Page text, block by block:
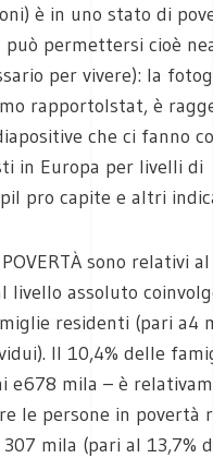
è in uno stato di
può permettersi cioè
per vivere): la
rapportoIstat, è
che ci fanno
in Europa per livelli di
pro capite e altri
sono relativi al
livello assoluto
residenti (pari a4
Il 10,4% delle
e678 mila – è
le persone in povertà
mila (pari al 13,7%